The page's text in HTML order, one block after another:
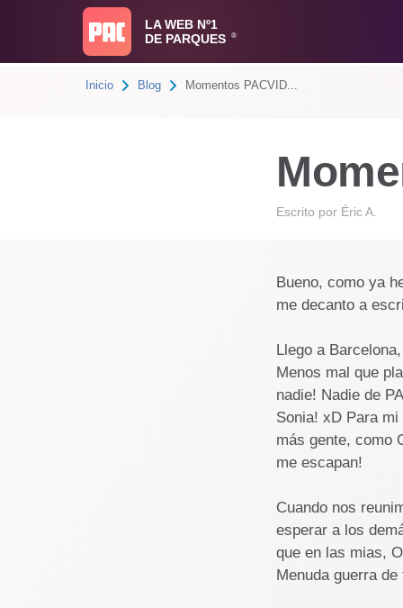
LA WEB Nº1
DE PARQUES
®
Inicio Blog Momentos PACVID...
Escrito por Éric A.
Bueno, como ya
me decanto a
Llego a
Menos mal que
nadie! Nadie de
Sonia! xD Para
más gente, como
me escapan!
Cuando nos
esperar a los
que en las mias,
Menuda guerra de